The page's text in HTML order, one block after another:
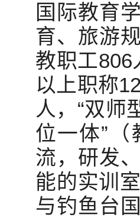
国际教育
育、旅游
教职工806
以上职称
人，“双师
位一体”
流，研发
能的实训
与钓鱼台